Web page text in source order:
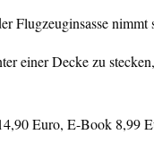
Flugzeuginsasse
einer Decke zu
Euro, E-Book 8,99